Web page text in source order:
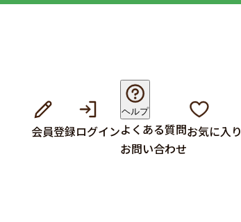
会員登録ログイン
ヘルプ
よくある質問
お問い合わせ
お気に入り